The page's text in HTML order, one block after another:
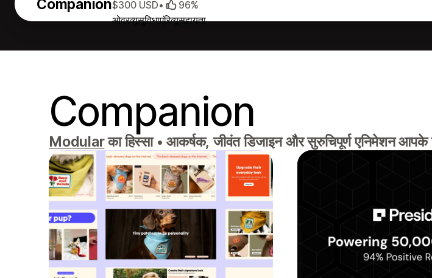
Companion
ओवरव्यूसुविधाएंरिव्यूसहायता
$300 USD• 96%
Companion
Modularका हिस्सा • आकर्षक, जीवंत डिजाइन और सुरुचिपूर्ण एनिमेशन आपके